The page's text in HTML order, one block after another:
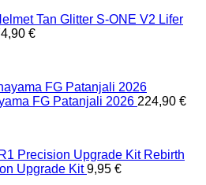
S-ONE V2 Lifer
€
FG Patanjali 2026 224,90 €
Rebirth
Upgrade Kit 9,95 €